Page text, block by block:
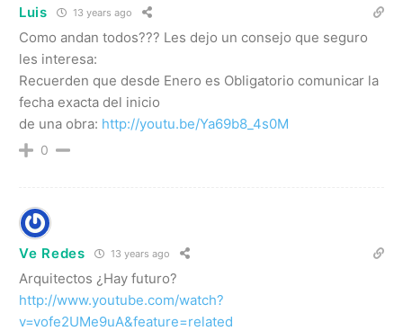
Luis 13 years ago
Como andan todos??? Les dejo un consejo que seguro
les interesa:
Recuerden que desde Enero es Obligatorio comunicar la
fecha exacta del inicio
de una obra: http://youtu.be/Ya69b8_4s0M
0
Ve Redes 13 years ago
Arquitectos ¿Hay futuro?
http://www.youtube.com/watch?
v=vofe2UMe9uA&feature=related